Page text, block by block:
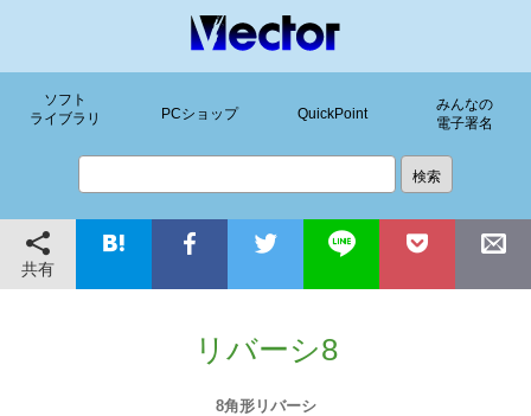
ソフト
ライブラリ
PCショップ QuickPoint
みんなの
電子署名
共有
リバーシ8
8角形リバーシ